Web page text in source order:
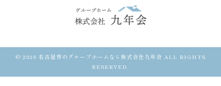
© 2026 名古屋市のグループホームなら株式会社九年会 ALL RIGHTS
RESERVED.